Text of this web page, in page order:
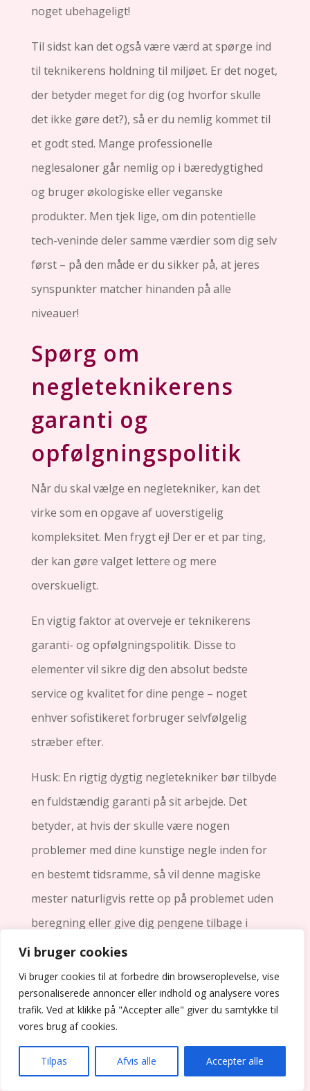
Vi bruger cookies
Vi bruger cookies til at forbedre din browseroplevelse, vise
personaliserede annoncer eller indhold og analysere vores
trafik. Ved at klikke på "Accepter alle" giver du samtykke til
vores brug af cookies.
Tilpas Afvis alle Accepter alle
noget ubehageligt!
Til sidst kan det også være værd at spørge ind
til teknikerens holdning til miljøet. Er det noget,
der betyder meget for dig (og hvorfor skulle
det ikke gøre det?), så er du nemlig kommet til
et godt sted. Mange professionelle
neglesaloner går nemlig op i bæredygtighed
og bruger økologiske eller veganske
produkter. Men tjek lige, om din potentielle
tech-veninde deler samme værdier som dig selv
først – på den måde er du sikker på, at jeres
synspunkter matcher hinanden på alle
niveauer!
Spørg om
negleteknikerens
garanti og
opfølgningspolitik
Når du skal vælge en negletekniker, kan det
virke som en opgave af uoverstigelig
kompleksitet. Men frygt ej! Der er et par ting,
der kan gøre valget lettere og mere
overskueligt.
En vigtig faktor at overveje er teknikerens
garanti- og opfølgningspolitik. Disse to
elementer vil sikre dig den absolut bedste
service og kvalitet for dine penge – noget
enhver sofistikeret forbruger selvfølgelig
stræber efter.
Husk: En rigtig dygtig negletekniker bør tilbyde
en fuldstændig garanti på sit arbejde. Det
betyder, at hvis der skulle være nogen
problemer med dine kunstige negle inden for
en bestemt tidsramme, så vil denne magiske
mester naturligvis rette op på problemet uden
beregning eller give dig pengene tilbage i
hånden!
Men vent – her stopper festen ikke! For
vedligeholdelse af skønhed kræver også
opmærksomhed og pleje. Og netop derfor er
det ligeledes vigtigt at spørge om teknikerens
opfølgningspolitik. En professionel